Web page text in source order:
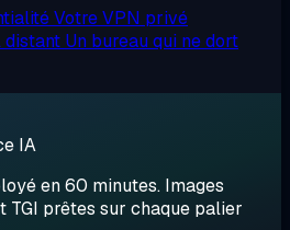
Votre VPN privé
distant Un bureau qui ne dort
IA
en 60 minutes. Images
TGI prêtes sur chaque palier